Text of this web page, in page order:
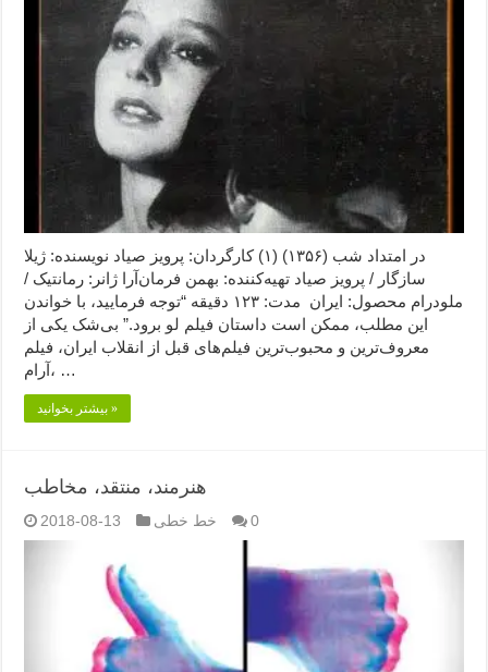
در امتداد شب (۱۳۵۶) (۱) کارگردان: پرویز صیاد نویسنده: ژیلا
سازگار / پرویز صیاد تهیه‌کننده: بهمن فرمان‌آرا ژانر: رمانتیک /
ملودرام محصول: ایران مدت: ۱۲۳ دقیقه “توجه فرمایید،‌ با خواندن
این مطلب، ممکن است داستان فیلم لو برود.” بی‌شک یکی از
معروف‌ترین و محبوب‌ترین فیلم‌های قبل از انقلاب ایران، فیلم
آرام، …
بیشتر بخوانید »
هنرمند، منتقد، مخاطب
2018-08-13 خط خطی 0